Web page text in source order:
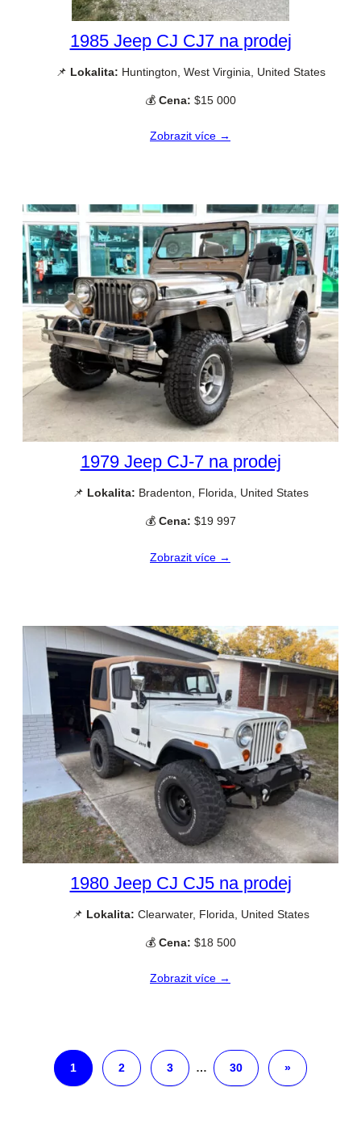
1985 Jeep CJ CJ7 na prodej
📌 Lokalita: Huntington, West Virginia, United States
💰 Cena: $15 000
Zobrazit více →
1979 Jeep CJ-7 na prodej
📌 Lokalita: Bradenton, Florida, United States
💰 Cena: $19 997
Zobrazit více →
1980 Jeep CJ CJ5 na prodej
📌 Lokalita: Clearwater, Florida, United States
💰 Cena: $18 500
Zobrazit více →
1 2 3 … 30 »